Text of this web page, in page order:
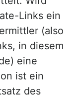
Links ein
(also
in diesem
eine
ist ein
des